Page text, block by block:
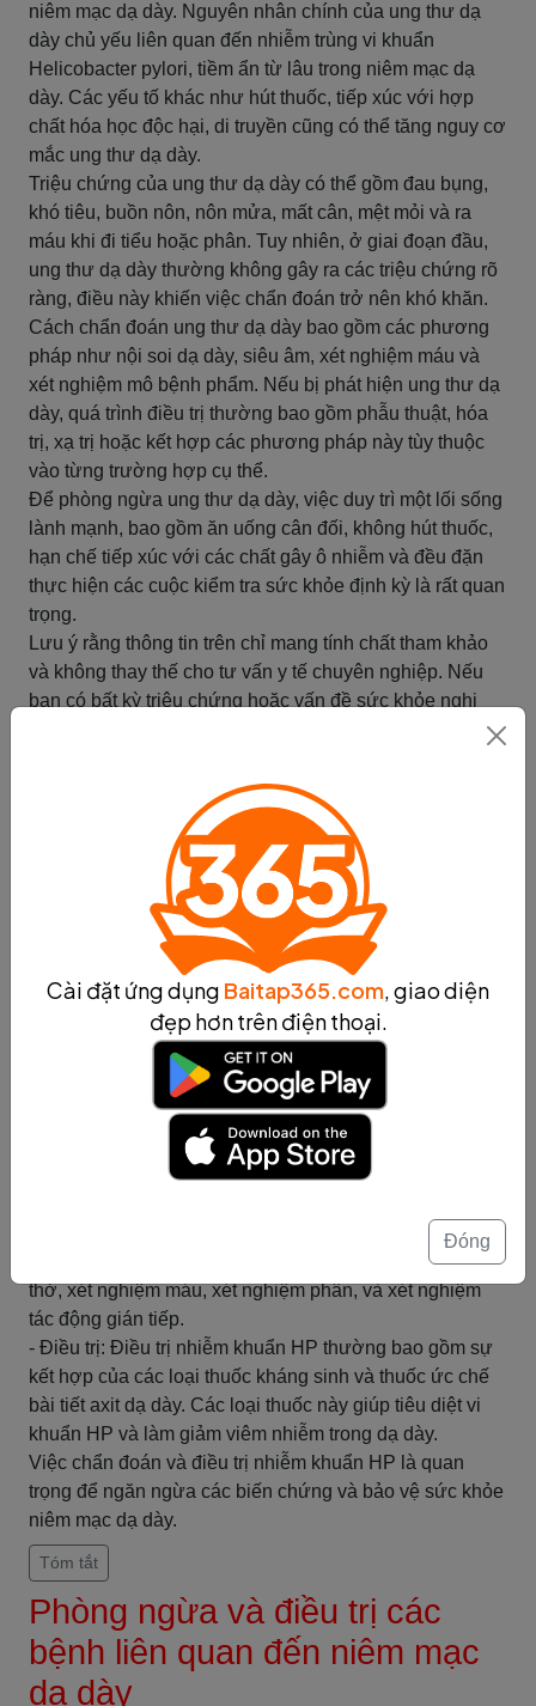
niêm mạc dạ dày. Nguyên nhân chính của ung thư dạ
dày chủ yếu liên quan đến nhiễm trùng vi khuẩn
Helicobacter pylori, tiềm ẩn từ lâu trong niêm mạc dạ
dày. Các yếu tố khác như hút thuốc, tiếp xúc với hợp
chất hóa học độc hại, di truyền cũng có thể tăng nguy cơ
mắc ung thư dạ dày.
Triệu chứng của ung thư dạ dày có thể gồm đau bụng,
khó tiêu, buồn nôn, nôn mửa, mất cân, mệt mỏi và ra
máu khi đi tiểu hoặc phân. Tuy nhiên, ở giai đoạn đầu,
ung thư dạ dày thường không gây ra các triệu chứng rõ
ràng, điều này khiến việc chẩn đoán trở nên khó khăn.
Cách chẩn đoán ung thư dạ dày bao gồm các phương
pháp như nội soi dạ dày, siêu âm, xét nghiệm máu và
xét nghiệm mô bệnh phẩm. Nếu bị phát hiện ung thư dạ
dày, quá trình điều trị thường bao gồm phẫu thuật, hóa
trị, xạ trị hoặc kết hợp các phương pháp này tùy thuộc
vào từng trường hợp cụ thể.
Để phòng ngừa ung thư dạ dày, việc duy trì một lối sống
lành mạnh, bao gồm ăn uống cân đối, không hút thuốc,
hạn chế tiếp xúc với các chất gây ô nhiễm và đều đặn
thực hiện các cuộc kiểm tra sức khỏe định kỳ là rất quan
trọng.
Lưu ý rằng thông tin trên chỉ mang tính chất tham khảo
và không thay thế cho tư vấn y tế chuyên nghiệp. Nếu
bạn có bất kỳ triệu chứng hoặc vấn đề sức khỏe nghi
Nhiễm khuẩn HP
Nhiễm khuẩn HP (Helicobacter pylori) là một bệnh liên
quan đến niêm mạc dạ dày. Bệnh này được gây ra bởi
vi khuẩn HP và có thể gây ra nhiều vấn đề sức khỏe.
Dưới đây là mô tả về bệnh nhiễm khuẩn HP, nguyên
nhân, triệu chứng, cách chẩn đoán và điều trị:
- Nguyên nhân: Nhiễm khuẩn HP xảy ra khi vi khuẩn HP
xâm nhập vào niêm mạc dạ dày và gây viêm nhiễm. Vi
khuẩn này thường được truyền từ người sang người
qua đường tiếp xúc với nước hoặc thức ăn bị nhiễm
- Triệu chứng: Một số triệu chứng của nhiễm khuẩn HP
bao gồm đau dạ dày, buồn nôn, nôn mửa, khó tiêu, bụng
- Cách chẩn đoán: Để chẩn đoán nhiễm khuẩn HP, các
phương pháp thông thường bao gồm xét nghiệm hơi
thở, xét nghiệm máu, xét nghiệm phân, và xét nghiệm
tác động gián tiếp.
- Điều trị: Điều trị nhiễm khuẩn HP thường bao gồm sự
kết hợp của các loại thuốc kháng sinh và thuốc ức chế
bài tiết axit dạ dày. Các loại thuốc này giúp tiêu diệt vi
khuẩn HP và làm giảm viêm nhiễm trong dạ dày.
Việc chẩn đoán và điều trị nhiễm khuẩn HP là quan
trọng để ngăn ngừa các biến chứng và bảo vệ sức khỏe
niêm mạc dạ dày.
Tóm tắt
Phòng ngừa và điều trị các
bệnh liên quan đến niêm mạc
dạ dày
Cài đặt ứng dụng Baitap365.com, giao diện
đẹp hơn trên điện thoại.
Đóng